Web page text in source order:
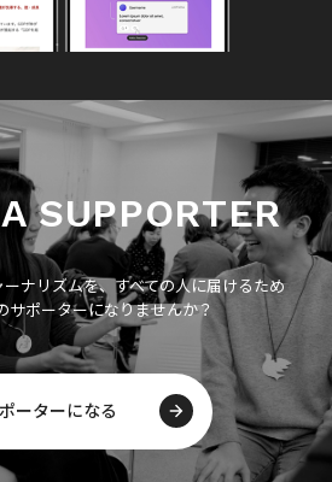
SUPPORTER
ナリズムを、すべての人に届けるため
ポーターになりませんか？
ーターになる